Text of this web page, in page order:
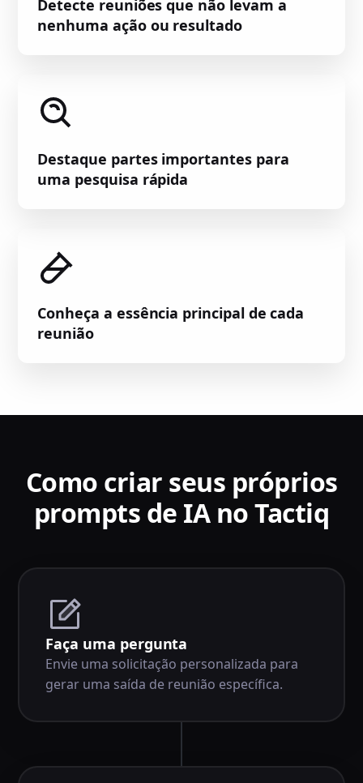
Detecte reuniões que não levam a
nenhuma ação ou resultado
Destaque partes importantes para
uma pesquisa rápida
Conheça a essência principal de cada
reunião
Como criar seus próprios
prompts de IA no Tactiq
Faça uma pergunta
Envie uma solicitação personalizada para
gerar uma saída de reunião específica.